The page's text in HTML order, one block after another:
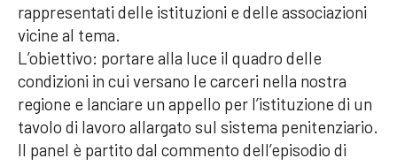
rappresentati delle istituzioni e delle associazioni
vicine al tema.
L’obiettivo: portare alla luce il quadro delle
condizioni in cui versano le carceri nella nostra
regione e lanciare un appello per l’istituzione di un
tavolo di lavoro allargato sul sistema penitenziario.
Il panel è partito dal commento dell’episodio di